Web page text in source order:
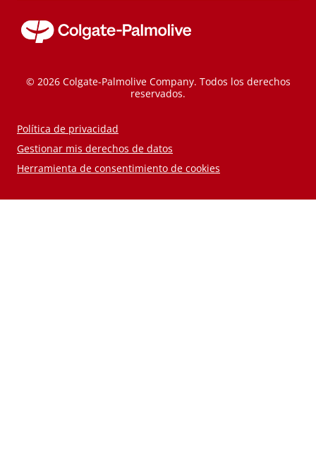
© 2026 Colgate-Palmolive Company. Todos los derechos
reservados.
Política de privacidad
Gestionar mis derechos de datos
Herramienta de consentimiento de cookies